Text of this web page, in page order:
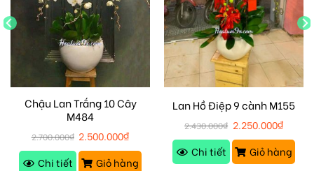
Chậu Lan Trắng 10 Cây
M484
2.700.000₫ 2.500.000₫
Chi tiết
Giỏ hàng
Lan Hồ Điệp 9 cành M155
2.430.000₫ 2.250.000₫
Chi tiết
Giỏ hàng